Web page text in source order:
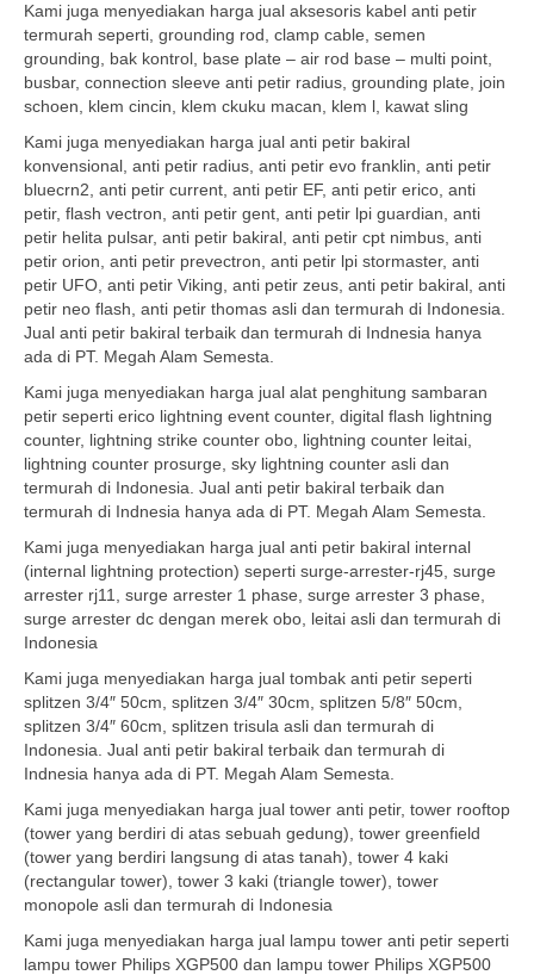
Kami juga menyediakan harga jual aksesoris kabel anti petir
termurah seperti, grounding rod, clamp cable, semen
grounding, bak kontrol, base plate – air rod base – multi point,
busbar, connection sleeve anti petir radius, grounding plate, join
schoen, klem cincin, klem ckuku macan, klem l, kawat sling
Kami juga menyediakan harga jual anti petir bakiral
konvensional, anti petir radius, anti petir evo franklin, anti petir
bluecrn2, anti petir current, anti petir EF, anti petir erico, anti
petir, flash vectron, anti petir gent, anti petir lpi guardian, anti
petir helita pulsar, anti petir bakiral, anti petir cpt nimbus, anti
petir orion, anti petir prevectron, anti petir lpi stormaster, anti
petir UFO, anti petir Viking, anti petir zeus, anti petir bakiral, anti
petir neo flash, anti petir thomas asli dan termurah di Indonesia.
Jual anti petir bakiral terbaik dan termurah di Indnesia hanya
ada di PT. Megah Alam Semesta.
Kami juga menyediakan harga jual alat penghitung sambaran
petir seperti erico lightning event counter, digital flash lightning
counter, lightning strike counter obo, lightning counter leitai,
lightning counter prosurge, sky lightning counter asli dan
termurah di Indonesia. Jual anti petir bakiral terbaik dan
termurah di Indnesia hanya ada di PT. Megah Alam Semesta.
Kami juga menyediakan harga jual anti petir bakiral internal
(internal lightning protection) seperti surge-arrester-rj45, surge
arrester rj11, surge arrester 1 phase, surge arrester 3 phase,
surge arrester dc dengan merek obo, leitai asli dan termurah di
Indonesia
Kami juga menyediakan harga jual tombak anti petir seperti
splitzen 3/4″ 50cm, splitzen 3/4″ 30cm, splitzen 5/8″ 50cm,
splitzen 3/4″ 60cm, splitzen trisula asli dan termurah di
Indonesia. Jual anti petir bakiral terbaik dan termurah di
Indnesia hanya ada di PT. Megah Alam Semesta.
Kami juga menyediakan harga jual tower anti petir, tower rooftop
(tower yang berdiri di atas sebuah gedung), tower greenfield
(tower yang berdiri langsung di atas tanah), tower 4 kaki
(rectangular tower), tower 3 kaki (triangle tower), tower
monopole asli dan termurah di Indonesia
Kami juga menyediakan harga jual lampu tower anti petir seperti
lampu tower Philips XGP500 dan lampu tower Philips XGP500